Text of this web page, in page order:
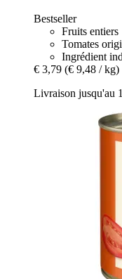
Bestseller
Fruits entiers
Tomates
Ingrédient
€ 3,79 (€ 9,48 / kg)
Livraison jusqu'au